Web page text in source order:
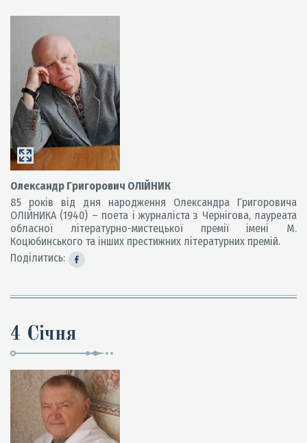
Олександр Григорович ОЛІЙНИК
85 років від дня народження Олександра Григоровича
ОЛІЙНИКА (1940) – поета і журналіста з Чернігова, лауреата
обласної літературно-мистецької премії імені М.
Коцюбинського та інших престижних літературних премій.
Поділитись:
4 Січня